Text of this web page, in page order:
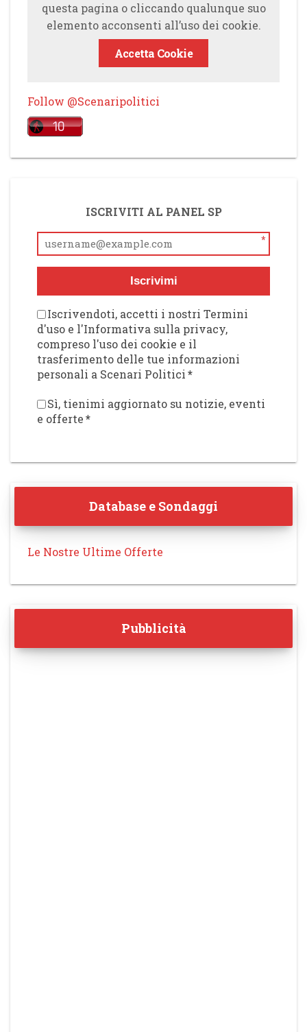
questa pagina o cliccando qualunque suo
elemento acconsenti all’uso dei cookie.
Accetta Cookie
Follow @Scenaripolitici
ISCRIVITI AL PANEL SP
*
Iscrivimi
Iscrivendoti, accetti i nostri Termini
d'uso e l'Informativa sulla privacy,
compreso l'uso dei cookie e il
trasferimento delle tue informazioni
personali a Scenari Politici*
Sì, tienimi aggiornato su notizie, eventi
e offerte*
Database e Sondaggi
Le Nostre Ultime Offerte
Pubblicità